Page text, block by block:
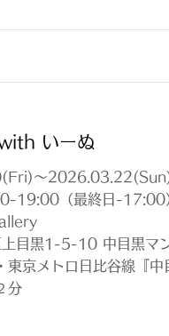
いーぬ
～
19:00（最終日-17:00
上目黒1-5-10 中目黒マ
東京メトロ日比谷線『中
分